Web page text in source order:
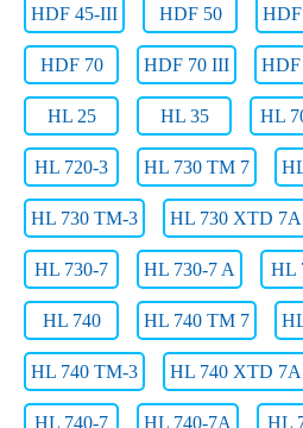
HDF 45-III HDF 50
HDF 70 HDF 70 III HDF
HL 25 HL 35 HL
HL 720-3 HL 730 TM 7
HL 730 TM-3 HL 730 XTD 7A
HL 730-7 HL 730-7 A HL
HL 740 HL 740 TM 7
HL 740 TM-3 HL 740 XTD 7A
HL 740-7 HL 740-7A HL